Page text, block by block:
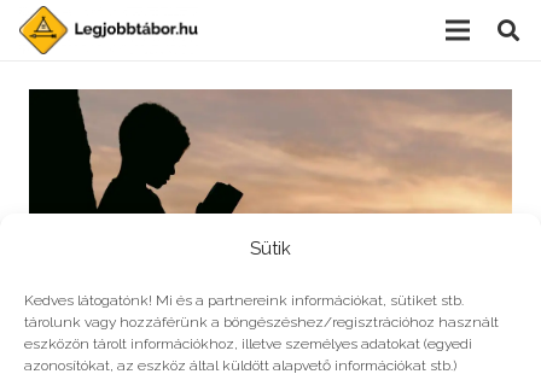
Sütik
Kedves látogatónk! Mi és a partnereink információkat, sütiket stb.
tárolunk vagy hozzáférünk a böngészéshez/regisztrációhoz használt
eszközön tárolt információkhoz, illetve személyes adatokat (egyedi
azonosítókat, az eszköz által küldött alapvető információkat stb.)